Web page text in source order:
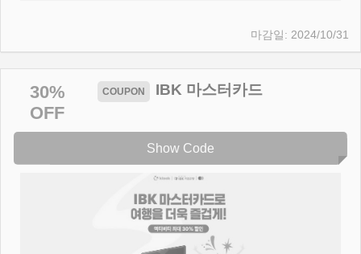
2024/10/31
30%
OFF
IBK 마스터카드
Show Code